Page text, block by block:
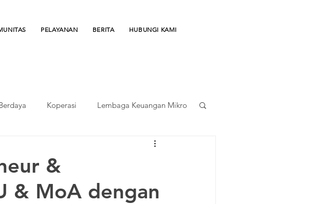
PELAYANAN BERITA HUBUNGI KAMI
Koperasi Lembaga Keuangan Mikro
Kesehatan Finansial
&
& MoA dengan